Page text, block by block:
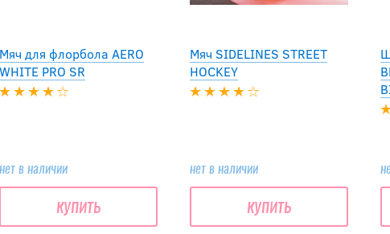
Мяч для флорбола AERO
WHITE PRO SR
нет в наличии
купить
Мяч SIDELINES STREET
HOCKEY
нет в наличии
купить